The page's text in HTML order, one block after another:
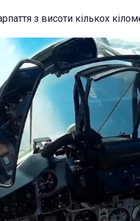
з висоти кількох